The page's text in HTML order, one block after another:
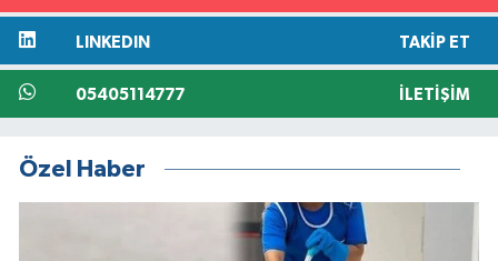
LINKEDIN TAKIP ET
05405114777 İLETIŞIM
Özel Haber